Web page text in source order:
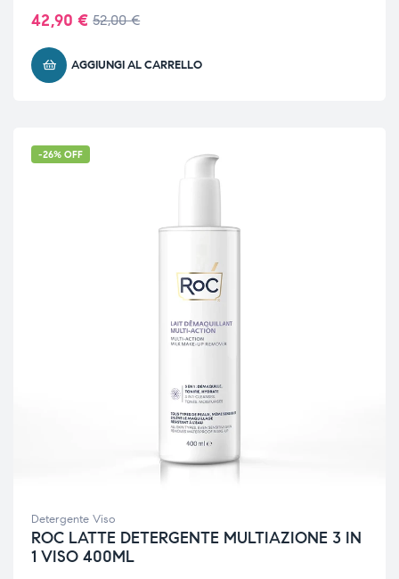
52,00€
42,90 €
AGGIUNGI AL CARRELLO
-26% OFF
Detergente Viso
ROC LATTE DETERGENTE MULTIAZIONE 3 IN
1 VISO 400ML